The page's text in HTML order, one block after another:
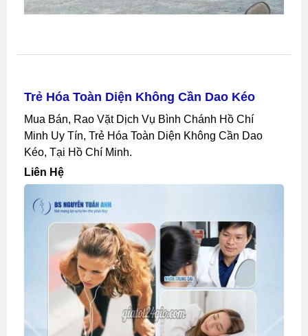
Trẻ Hóa Toàn Diện Không Cần Dao Kéo
Mua Bán, Rao Vặt Dịch Vụ Bình Chánh Hồ Chí
Minh Uy Tín, Trẻ Hóa Toàn Diện Không Cần Dao
Kéo, Tại Hồ Chí Minh.
Liên Hệ